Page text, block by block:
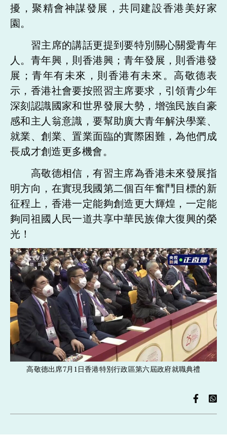
擾，聚精會神謀發展，共同建設香港美好家
園。
習主席的講話更提到要特別關心關愛青年
人。青年興，則香港興；青年發展，則香港發
展；青年有未來，則香港有未來。高敬德表
示，香港社會要按照習主席要求，引領青少年
深刻認識國家和世界發展大勢，增強民族自豪
感和主人翁意識，要幫助廣大青年解決學業、
就業、創業、置業面臨的實際困難，為他們成
長成才創造更多機會。
高敬德相信，有習主席為香港未來發展指
明方向，在實現我國第二個百年奮鬥目標的新
征程上，香港一定能夠創造更大輝煌，一定能
夠同祖國人民一道共享中華民族偉大復興的榮
光！
高敬德出席7月1日香港特別行政區第六屆政府就職典禮